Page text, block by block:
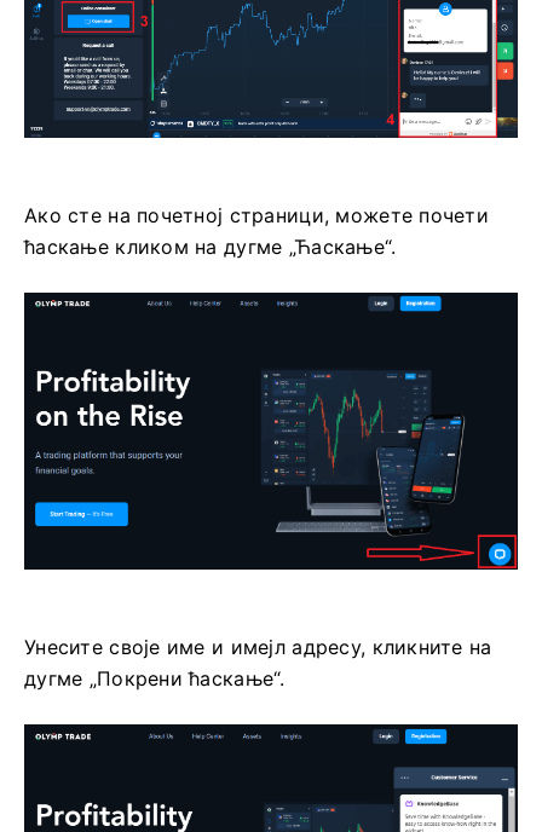
Ако сте на почетној страници, можете почети
ћаскање кликом на дугме „Ћаскање“.
Унесите своје име и имејл адресу, кликните на
дугме „Покрени ћаскање“.